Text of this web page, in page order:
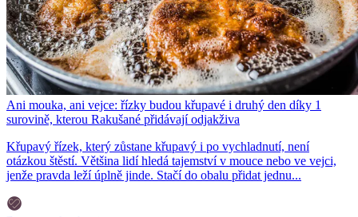
Ani mouka, ani vejce: řízky budou křupavé i druhý den díky 1
surovině, kterou Rakušané přidávají odjakživa
Křupavý řízek, který zůstane křupavý i po vychladnutí, není
otázkou štěstí. Většina lidí hledá tajemství v mouce nebo ve vejci,
jenže pravda leží úplně jinde. Stačí do obalu přidat jednu...